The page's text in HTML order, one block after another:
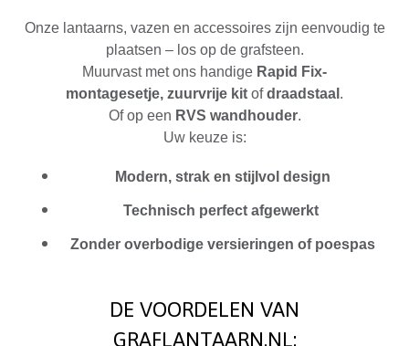
Onze lantaarns, vazen en accessoires zijn eenvoudig te
plaatsen – los op de grafsteen.
Muurvast metons handige Rapid Fix-
montagesetje, zuurvrije kit of draadstaal .
Of op een RVS wandhouder.
Uw keuze is:
Modern, strak en stijlvol design
Technisch perfect afgewerkt
Zonder overbodige versieringen of poespas
DE VOORDELEN VAN
GRAFLANTAARN.NL: